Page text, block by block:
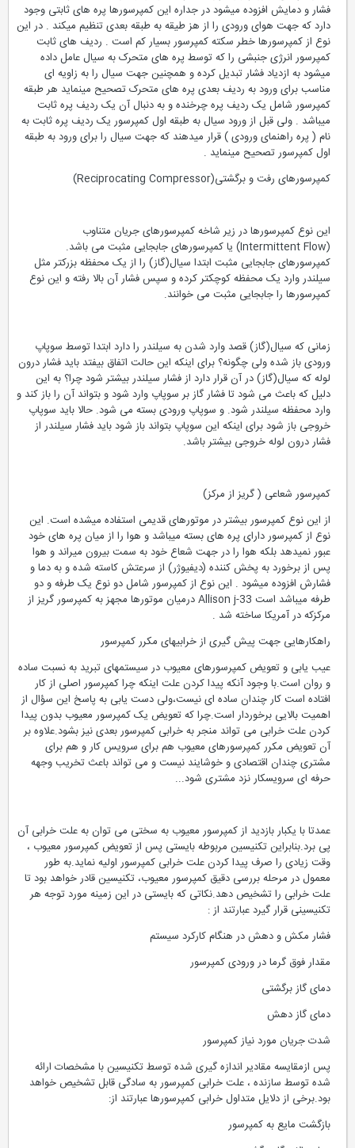
فشار و دمایش افزوده میشود در جداره این کمپرسورها پره های ثابتی وجود
دارد که جهت هوای ورودی را از هز طیقه به طبقه بعدی تنظیم میکند . در این
نوع از کمپرسورها خطر سکته کمپرسور بسیار کم است . ردیف های ثابت
کمپرسور انرژی جنبشی را که توسط پره های متحرک به سیال عامل داده
میشود به ازدیاد فشار تبدیل کرده و همچنین جهت سیال را به زاویه ای
مناسب برای ورود به ردیف بعدی پره های متحرک تصحیح مینماید هر طبقه
کمپرسور شامل یک ردیف پره چرخنده و به دنبال آن یک ردیف پره ثابت
میباشد . ولی قبل از ورود سیال به طبقه اول کمپرسور یک ردیف پره ثابت به
نام ( پره راهنمای ورودی ) قرار میدهند که جهت سیال را برای ورود به طبقه
اول کمپرسور تصحیح مینماید .
کمپرسورهای رفت و برگشتی(Reciprocating Compressor)
این نوع کمپرسورها در زیر شاخه کمپرسورهای جریان متناوب
(Intermittent Flow) یا کمپرسورهای جابجایی مثبت می باشد.
کمپرسورهای جابجایی مثبت ابتدا سیال(گاز) را از یک محفظه بزرکتر مثل
سیلندر وارد یک محفظه کوچکتر کرده و سپس فشار آن بالا رفته و این نوع
کمپرسورها را جابجایی مثبت می خوانند.
زمانی که سیال(گاز) قصد وارد شدن به سیلندر را دارد ابتدا توسط سوپاپ
ورودی باز شده ولی چگونه؟ برای اینکه این حالت اتفاق بیفتد باید فشار درون
لوله که سیال(گاز) در آن قرار دارد از فشار سیلندر بیشتر شود چرا؟ به این
دلیل که باعث می شود تا فشار گاز بر سوپاپ وارد شود و بتواند آن را باز کند و
وارد محفظه سیلندر شود. و سوپاپ ورودی بسته می شود. حالا باید سوپاپ
خروجی باز شود برای اینکه این سوپاپ بتواند باز شود باید فشار سیلندر از
فشار درون لوله خروجی بیشتر باشد.
کمپرسور شعاعی ( گریز از مرکز)
از این نوع کمپرسور بیشتر در موتورهای قدیمی استفاده میشده است. این
نوع از کمپرسور دارای پره های بسته میباشد و هوا را از میان پره های خود
عبور نمیدهد بلکه هوا را در جهت شعاع خود به سمت بیرون میراند و هوا
پس از برخورد به پخش کننده (دیفیوژر) از سرعتش کاسته شده و به دما و
فشارش افزوده میشود . این نوع از کمپرسور شامل دو نوع یک طرفه و دو
طرفه میباشد است Allison j-33 درمیان موتورها مجهز به کمپرسور گریز از
مرکزکه در آمریکا ساخته شد .
راهکارهایی جهت پیش گیری از خرابیهای مکرر کمپرسور
عیب یابی و تعویض کمپرسورهای معیوب در سیستمهای تبرید به نسبت ساده
و روان است.با وجود آنکه پیدا کردن علت اینکه چرا کمپرسور اصلی از کار
افتاده است کار چندان ساده ای نیست،ولی دست یابی به پاسخ این سؤال از
اهمیت بالایی برخوردار است.چرا که تعویض یک کمپرسور معیوب بدون پیدا
کردن علت خرابی می تواند منجر به خرابی کمپرسور بعدی نیز بشود.علاوه بر
آن تعویض مکرر کمپرسورهای معیوب هم برای سرویس کار و هم برای
مشتری چندان اقتصادی و خوشایند نیست و می تواند باعث تخریب وجهه
حرفه ای سرویسکار نزد مشتری شود...
عمدتا با یکبار بازدید از کمپرسور معیوب به سختی می توان به علت خرابی آن
پی برد.بنابراین تکنیسین مربوطه بایستی پس از تعویض کمپرسور معیوب ،
وقت زیادی را صرف پیدا کردن علت خرابی کمپرسور اولیه نماید.به طور
معمول در مرحله بررسی دقیق کمپرسور معیوب، تکنیسین قادر خواهد بود تا
علت خرابی را تشخیص دهد.نکاتی که بایستی در این زمینه مورد توجه هر
تکنیسینی قرار گیرد عبارتند از :
فشار مکش و دهش در هنگام کارکرد سیستم
مقدار فوق گرما در ورودی کمپرسور
دمای گاز برگشتی
دمای گاز دهش
شدت جریان مورد نیاز کمپرسور
پس ازمقایسه مقادیر اندازه گیری شده توسط تکنیسین با مشخصات ارائه
شده توسط سازنده ، علت خرابی کمپرسور به سادگی قابل تشخیص خواهد
بود.برخی از دلایل متداول خرابی کمپرسورها عبارتند از:
بازگشت مایع به کمپرسور